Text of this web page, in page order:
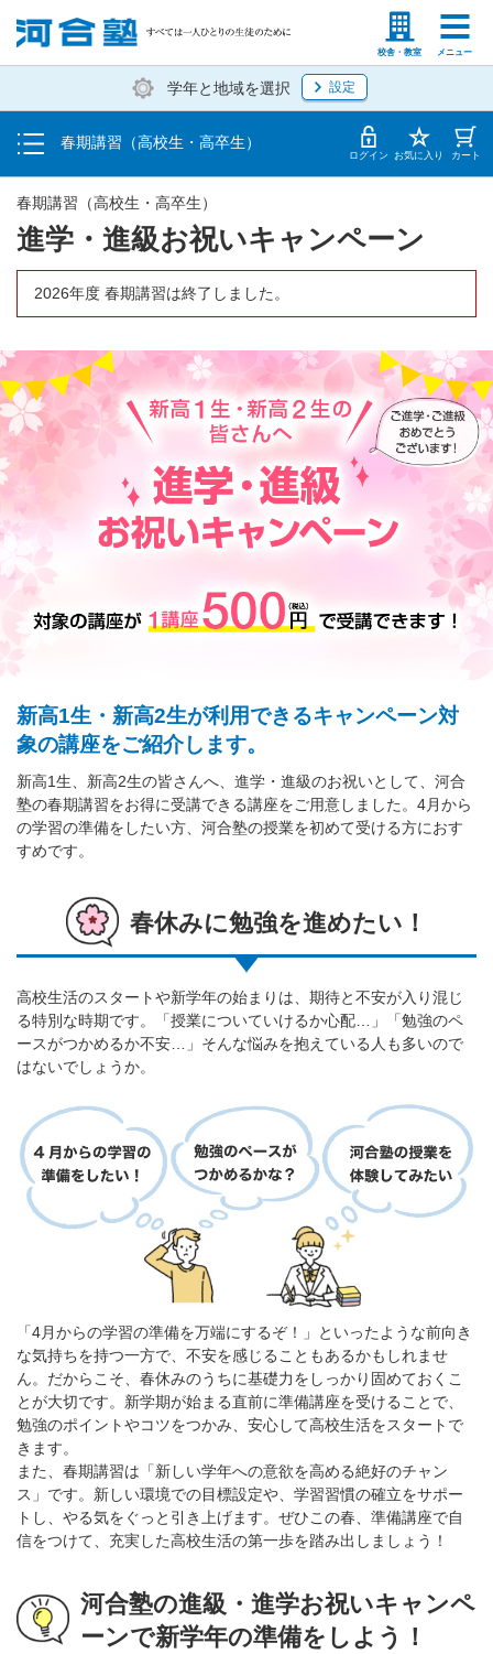
校舎・教室 メニュー
塾生の方 高等学校の先生
学年と地域を選択 設定
春期講習（高校生・高卒生）
受講料・お申し込み方法
受講開始までの流れ
校舎・教室一覧 ログイン お気に入り カート
進学・進級お祝いキャンペーン
春期講習（高校生・高卒生）
2026年度 春期講習は終了しました。
新高1生・新高2生が利用できるキャンペーン対
象の講座をご紹介します。
新高1生、新高2生の皆さんへ、進学・進級のお祝いとして、河合
塾の春期講習をお得に受講できる講座をご用意しました。4月から
の学習の準備をしたい方、河合塾の授業を初めて受ける方におす
すめです。
春休みに勉強を進めたい！
高校生活のスタートや新学年の始まりは、期待と不安が入り混じ
る特別な時期です。「授業についていけるか心配…」「勉強のペ
ースがつかめるか不安…」そんな悩みを抱えている人も多いので
はないでしょうか。
「4月からの学習の準備を万端にするぞ！」といったような前向き
な気持ちを持つ一方で、不安を感じることもあるかもしれませ
ん。だからこそ、春休みのうちに基礎力をしっかり固めておくこ
とが大切です。新学期が始まる直前に準備講座を受けることで、
勉強のポイントやコツをつかみ、安心して高校生活をスタートで
きます。
また、春期講習は「新しい学年への意欲を高める絶好のチャン
ス」です。新しい環境での目標設定や、学習習慣の確立をサポー
トし、やる気をぐっと引き上げます。ぜひこの春、準備講座で自
信をつけて、充実した高校生活の第一歩を踏み出しましょう！
河合塾の進級・進学お祝いキャンペ
ーンで新学年の準備をしよう！